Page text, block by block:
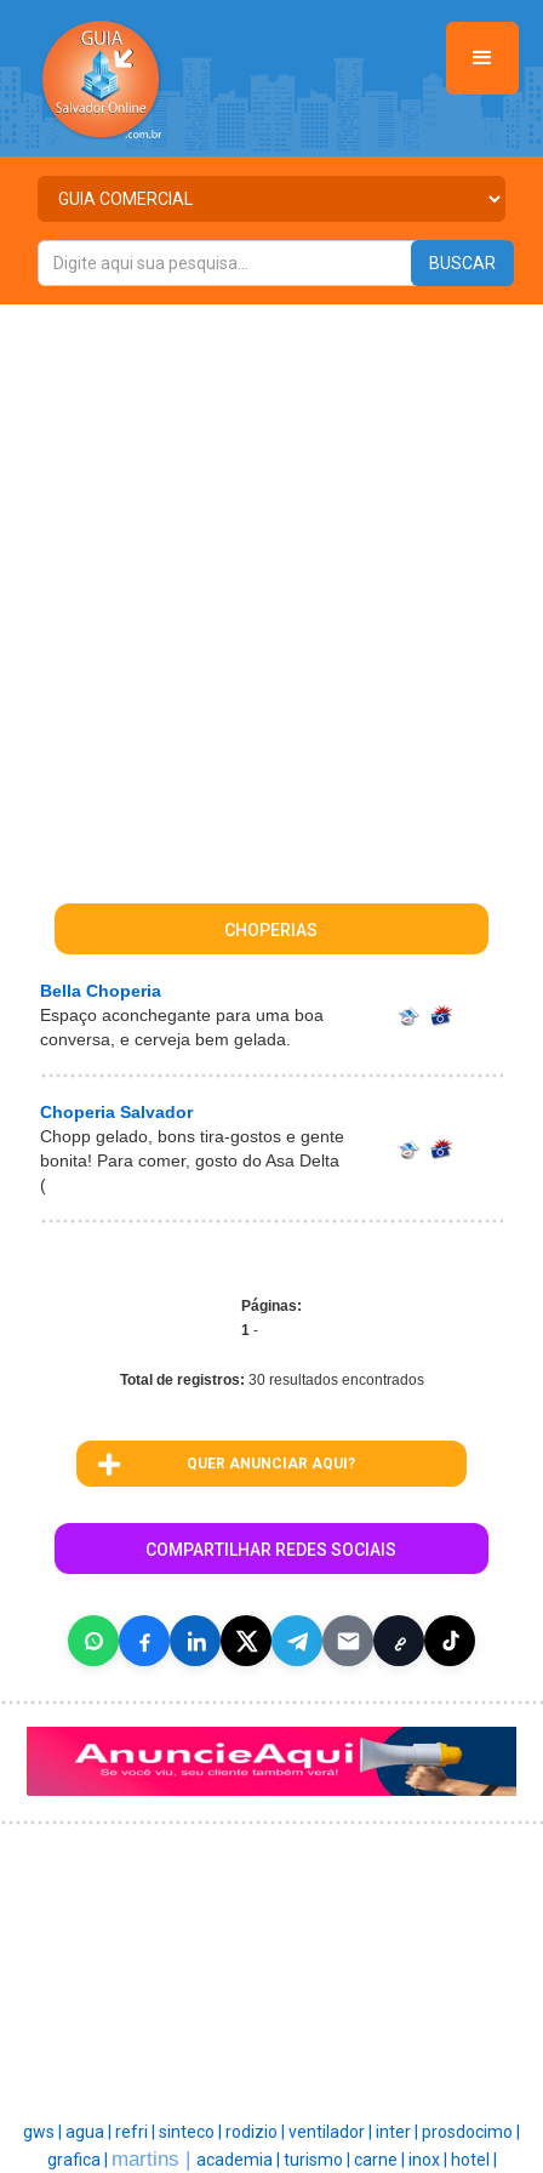
CHOPERIAS
Bella Choperia
Espaço aconchegante para uma boa
conversa, e cerveja bem gelada.
Choperia Salvador
Chopp gelado, bons tira-gostos e gente
bonita! Para comer, gosto do Asa Delta
(
Páginas:
1 -
Total de registros: 30 resultados encontrados
QUER ANUNCIAR AQUI?
COMPARTILHAR REDES SOCIAIS
gws | agua | refri | sinteco | rodizio | ventilador | inter | prosdocimo |
grafica | martins | academia | turismo | carne | inox | hotel |